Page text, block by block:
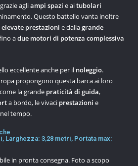
agliampi spazi e aitubolari
Questo battello vanta inoltre
prestazioni e dallagrande
adue motori di potenza complessiva
eccellente anche per il noleggio.
propongono questa barca ai loro
la grande praticità di guida,
a bordo, le vivaci prestazioni e
nel tempo.
Larghezza: 3,28 metri, Portata max:
in pronta consegna. Foto a scopo